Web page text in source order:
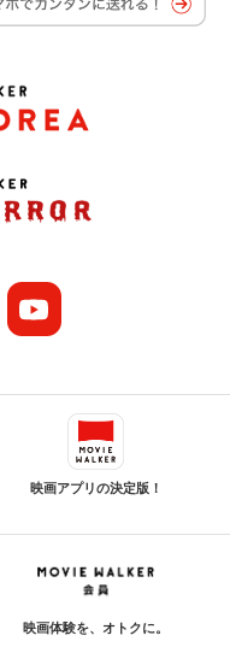
映画アプリの決定版！
映画体験を、オトクに。